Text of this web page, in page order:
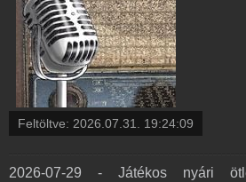
Feltöltve: 2026.07.31. 19:24:09
2026-07-29 - Játékos nyári